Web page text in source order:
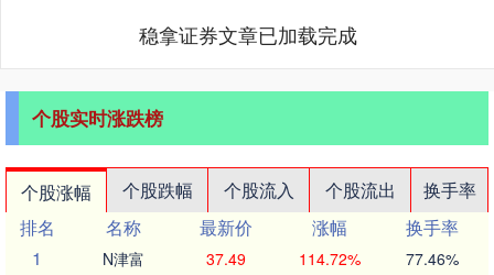
稳拿证券文章已加载完成
个股实时涨跌榜
个股涨幅 个股跌幅 个股流入 个股流出
换手率
排名
名称 最新价 涨幅
换手率
1
N津富 37.49 114.72% 77.46%